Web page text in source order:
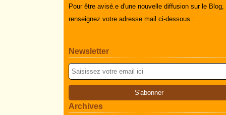
Pour être avisé.e d'une nouvelle diffusion sur le Blog,
renseignez votre adresse mail ci-dessous :
Newsletter
Archives